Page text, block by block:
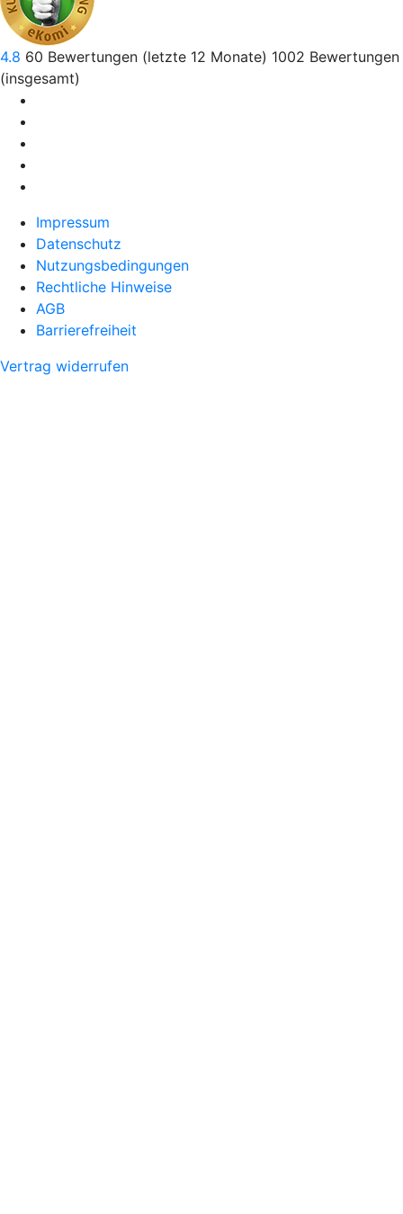
4.8 60 Bewertungen (letzte 12 Monate) 1002 Bewertungen
(insgesamt)
Impressum
Datenschutz
Nutzungsbedingungen
Rechtliche Hinweise
AGB
Barrierefreiheit
Vertrag widerrufen